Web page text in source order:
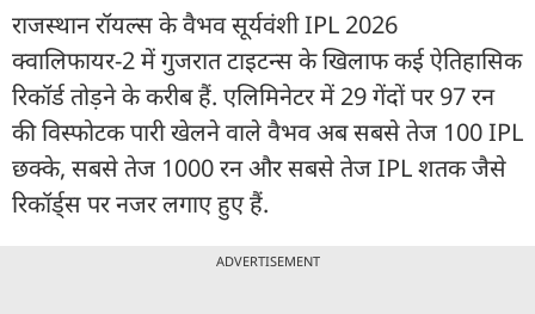
राजस्थान रॉयल्स के वैभव सूर्यवंशी IPL 2026
क्वालिफायर-2 में गुजरात टाइटन्स के खिलाफ कई ऐतिहासिक
रिकॉर्ड तोड़ने के करीब हैं. एलिमिनेटर में 29 गेंदों पर 97 रन
की विस्फोटक पारी खेलने वाले वैभव अब सबसे तेज 100 IPL
छक्के, सबसे तेज 1000 रन और सबसे तेज IPL शतक जैसे
रिकॉर्ड्स पर नजर लगाए हुए हैं.
ADVERTISEMENT